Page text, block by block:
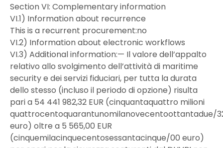
Section VI: Complementary information
VI.1) Information about recurrence
This is a recurrent procurement:no
VI.2) Information about electronic workflows
VI.3) Additional information:— Il valore dell’appalto
relativo allo svolgimento dell’attività di maritime
security e dei servizi fiduciari, per tutta la durata
dello stesso (incluso il periodo di opzione) risulta
pari a 54 441 982,32 EUR (cinquantaquattro milioni
quattrocentoquarantunomilanovecentoottantadue/
euro) oltre a 5 565,00 EUR
(cinquemilacinquecentosessantacinque/00 euro)